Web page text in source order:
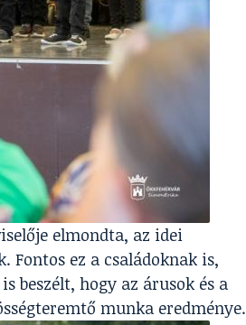
elmondta, az idei
Fontos ez a családoknak is,
beszélt, hogy az árusok és a
munka eredménye.